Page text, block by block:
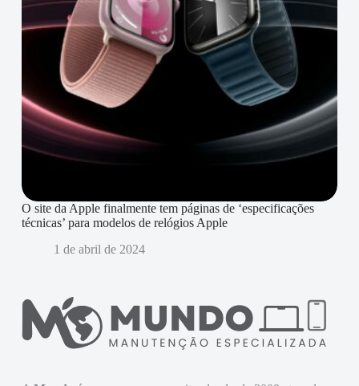
O site da Apple finalmente tem páginas de ‘especificações
técnicas’ para modelos de relógios Apple
1 de abril de 2024